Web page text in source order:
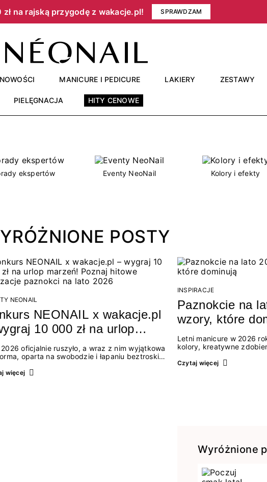
na rajską przygodę z wakacje.pl!​ SPRAWDZAM
NOWOŚCI MANICURE I PEDICURE LAKIERY ZESTAWY
PIELĘGNACJA HITY CENOWE
ekspertów Eventy NeoNail Kolory i efekty
POSTY
NEONAIL
NEONAIL x wakacje.pl
10 000 zł na urlop
Poznaj hitowe stylizacje
na lato 2026
oficjalnie ruszyło, a wraz z nim wyjątkowa
oparta na swobodzie i łapaniu beztroskich
najpiękniejsze doświadczenia wakacji – od
więcej
INSPIRACJE
Paznokcie na
wzory, które
Letni manicure w 2026
kolory, kreatywne
propozycji nie brakuje
Czytaj więcej
Wyróżnione